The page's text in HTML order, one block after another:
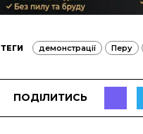
ТЕГИ демонстрації Перу
ПОДІЛИТИСЬ